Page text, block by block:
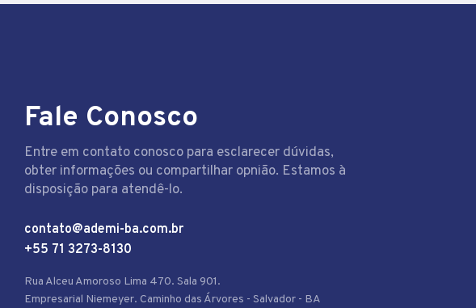
Fale Conosco
Entre em contato conosco para esclarecer dúvidas,
obter informações ou compartilhar opnião. Estamos à
disposição para atendê-lo.
contato@ademi-ba.com.br
+55 71 3273-8130
Rua Alceu Amoroso Lima 470. Sala 901.
Empresarial Niemeyer. Caminho das Árvores - Salvador - BA